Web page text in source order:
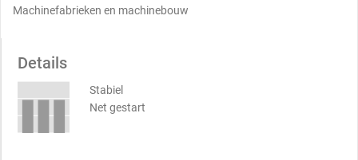
Machinefabrieken en machinebouw
Details
Stabiel
Net gestart